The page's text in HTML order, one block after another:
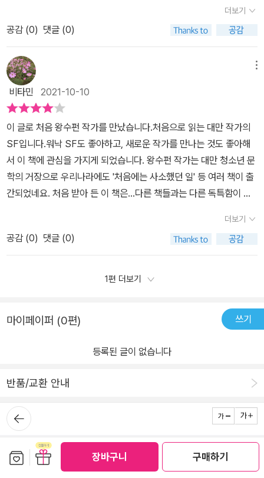
장바구니 구매하기
없지만 대체로 만족스럽게 지내고 있습니다. 이곳에서 일 년에 한 번
열다섯 살 소녀를 제물로 바치는데 올해는 내가 그 대상이 되었습니
다. 제단에 선 나는 펑 소리와 함께 바닥이 열리며 추락했습니다. 그리
고 순간적으로 기절했다가 다시 정신을 차렸습니다. 눈앞에 있는 엄
마가 자신은 엄마가 아니며 국가 프로젝트를 수행하기 위해 맺어진
관계라고 합니다. 이곳의 아이들은 태어나자마자 바로 나노 전자 칩
을 대뇌에 삽입하는데, 거기에 모든 정보가 기록됩니다. 나노 칩 덕분
에 자연스럽게 학습 능력이 발달했고, 두 살이면 손목 리더기로 책을
읽습니다. 현재 국가 제어 시스템과 연결된 대뇌 전자 칩을 끌 수 있
는 유일한 VR 체험이 '숲'입니다. 일종의 포상 휴가 같은 개념으로 1
년에 딱 세 번만 이용할 수 있는데, 숲의 환경은 진짜가 아니라 가상입
니다. 부드러운 촉감까지 느껴지지만 이마저도 현실이 아닙니다.먹고
수가 내가 정의한 행복의 개념을 듣고 흐뭇해하며 이런 말을 했습니
다. 세상에는 두 종류의 유토피아가 있는데 자유가 없는 행복을 누리
는 곳과 행복이 없는 자유를 누리는 곳으로 300년 전 러시아 작가가
쓴 '우리들'이란 소설에 나오는 내용으로 어떤 쪽을 선택하겠냐고 아
엉뚱한 답을 합니다. 그런 내가 특이하다고 주위에서 말하지만 그런
대로 만족하며 지내는데 어느 날 은 교수가 죽었다고 합니다.M3가
복이 없는 자유를 누리는 곳이 있다면 어느 쪽을 선택할 건가요? 멍
요. 산샤와 M3에게 어떤 일이 벌어질지, <마지막 한 사람>을 통해
확인하세요.<마지막 한 사람>에 나오는 과학기술은 전혀 생소하지
않습니다. 주석에 달린 저자의 설명을 보면 이미 개발되었고 진행 중
인 것들입니다.이것을 바탕으로 가능한 미래를 선보이며 미래의 폐허
가 된 지구와 더 미래의 혼돈에 빠진 화성의 모습을 보여줍니다. 처음
엔 주인공 산샤가 쓴 소설에서 미래의 모습을 보여주는 거라 생각했
상황을 벗어날 수 있는 52명의 사람들. '솔라 세일'을 개발하고 화성
까지 갈 수 있는 우주여행 테스트에 성공 누구나 이 지옥같은 지구에
샤의 부모님이 왜 돈을 악착같이 모으려고 하는 이유를 알게 되는데
산샤는 부모의 선택에 기가 막혀하며 세상이 미쳐 버린 것 같다고 생
각해요. 부모라면 자식이라도 좋은 환경에서 살기를 바라는 부모 마
음이라 너무나 공감이 되고 이런 상황이 안타깝게 느껴지네요.M3가
있는 나라에서는 죽은 사람이 한 명도 없었는데 은교수가 죽었다는
소식을 듣게 되며 이 세상에 두려운 마음과 아픔을 느끼게 되네요. '마
지막 한 사람' 지구가 멸망하더라도 부디 누가 찾아와서 노크해 주기
를....., 절망적이고 고통스러운 순간들이 위기로 다가와도 작은 희망
이 있다면 살아갈 힘을 얻을 수 있을것 같아요.복제인간, 우주여행, 전
전과 그 위력등 그리 멀지 않은 우리가 지금 처한 상황과 너무나 비슷
하다는 생각을 하게 되면서 많은 생각이 드네요. 화성과 지구 두 세계
가 교차하면서 펼쳐지는 이야기 지금 우리가 향하고 있는 미래의 모
키운 엄마들이 아이가 학교에 가면서초등학생들이 읽을 책을 만들어
달라고 요청하기 시작했고,다행이 점차 초등생에 맞는 문학작품들이
많이 등장했다.하지만 아직 청소년들이 읽을 작품들은 다양하지 않다
고 한다.아이가 점차 커가면서 나도 느끼게 된 부분이다.과도기적인
나이라 불리는 청소년기라 그런지어린이동화는 시시하고,어른들의
세계관이 짙은 책들은 지루해 한다.그러던 중 만난 #마지막한사람 은
특이한 소재이면서도지금 우리랑 맞닿은 환경문제들이 겹치면서쉽게
공감할 수 있었고 흥미로웠다.소설속의 소설이란 컨셉 자체도 신선했
고,이번엔 앞에서 부터 순차적으로 읽었지만화이트 페이지만 연달아
읽는 다던지, 블랙 페이지만 쭉 읽어도 재밌을 책이였다.소녀들의 이
야기에 등장하는 부모들의 면모를 보면서자기반성도 됬던것 같다.아
이들은 아마 두 이야기의 주인공에 대해 많은 공감을 하지 않을까?좋
아하는 일을 즐기며 살아가는 두 소녀에게서소설 속 M3가 궁금해 했
던 행복에 대해 연결지을 수 있었다.주변 상황이 어떻든 행복은 있다.
과 #월E둘다 인상이 강하게 남아 쉽게 잊히지 않는 영화였는데,이 책
른 한사람.황폐한 세상에 존재한 새싹 하나의 생명력.그러면서 끝에
느낀 점은 '있을 때 잘 하자는 것.'지구에게도, 아이에게도, 나에게도!​
더보기
공감 (0) 댓글 (0)
비타민 2021-10-10
이 글로 처음 왕수펀 작가를 만났습니다.처음으로 읽는 대만 작가의
SF입니다.워낙 SF도 좋아하고, 새로운 작가를 만나는 것도 좋아해
서 이 책에 관심을 가지게 되었습니다. 왕수펀 작가는 대만 청소년 문
학의 거장으로 우리나라에도 '처음에는 사소했던 일' 등 여러 책이 출
간되었네요. 처음 받아 든 이 책은...다른 책들과는 다른 독특함이 돋
다.반짝반짝 빛나는 표지 디자인도 개성이 강해, 오래 눈길을 사로잡
습니다.이 일러스트는 결말을 담고 있지요.또한 이 책은 번역도 매우
마음에 듭니다.한글로 적은 듯 눈에 거슬리는 글귀도 없고, 오자도 찾
지 못했습니다.2055년.세계는 더 이상 사람이 살 수 없는 환경이 되
극도로 절약하며 외계로의 이주비를 마련하려 합니다.2259년.화성
에는 인류의 식민지가 건설되고, 완벽한 평등이 실현되었습니다. 태
자 글을 읽고, 다섯 살에는 특기를 살려 전공 분야를 결정합니다.이 책
전혀 다른 두 소녀의 이야기가 진행되는데, 암울한 환경과 불안한 느
낌은 묘하게도 비슷합니다. 깜짝 놀랄 결말을 읽고 나면, 앞의 에피소
드가 많은 복선을 담고 있음을 알 수 있습니다.심지어 제목마저. 이 책
은 탄탄한 과학적 지식을 바탕으로 쓰여진 글은 아닙니다. 그저 천재
적인 과학자가 사람과 닮은 인조인간을 뚝딱 만들어내고, 사람의 의
식을 업로드하며, 의식은 머신 러닝으로 발전하여 새로운 존재가 되
더보기
공감 (0) 댓글 (0)
1편 더보기
마이페이퍼 (0편) 쓰기
등록된 글이 없습니다
반품/교환 안내
뒤로가
기
로그인 회사 소개 PC 버전